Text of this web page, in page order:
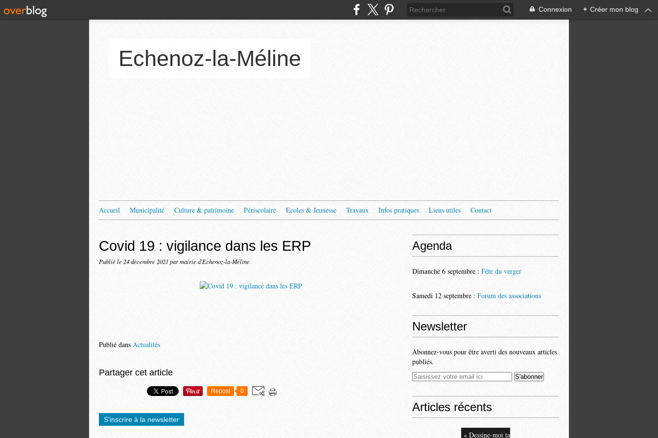
Connexion + Créer mon blog
Echenoz-la-Méline
Accueil Municipalité Culture & patrimoine Périscolaire Ecoles & Jeunesse Travaux Infos pratiques Liens utiles Contact
Covid 19 : vigilance dans les ERP
Publié le 24 décembre 2021par mairie d'Echenoz-la-Méline
Publié dans Actualités
Partager cet article
Repost 0
S'inscrire à la newsletter
Agenda
Dimanche 6 septembre : Fête du verger
Samedi 12 septembre : Forum des associations
Newsletter
Abonnez-vous pour être averti des nouveaux articles
publiés.
Articles récents
« Dessine-moi ta